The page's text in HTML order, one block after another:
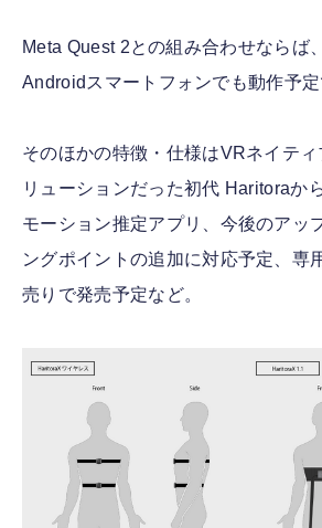
Meta Quest 2との組み合わせならば
Androidスマートフォンでも動作予定
そのほかの特徴・仕様はVRネイテ
リューションだった初代 Haritoraか
モーション推定アプリ、今後のアッ
ングポイントの追加に対応予定、専
売りで発売予定など。